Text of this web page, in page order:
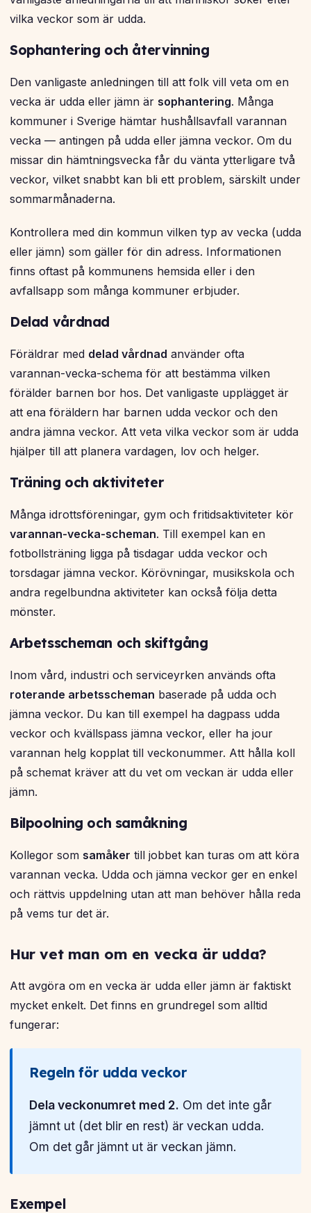
vilka veckor som är udda.
Sophantering och återvinning
Den vanligaste anledningen till att folk vill veta om en
vecka är udda eller jämn är sophantering. Många
kommuner i Sverige hämtar hushållsavfall varannan
vecka — antingen på udda eller jämna veckor. Om du
missar din hämtningsvecka får du vänta ytterligare två
veckor, vilket snabbt kan bli ett problem, särskilt under
sommarmånaderna.
Kontrollera med din kommun vilken typ av vecka (udda
eller jämn) som gäller för din adress. Informationen
finns oftast på kommunens hemsida eller i den
avfallsapp som många kommuner erbjuder.
Delad vårdnad
Föräldrar med delad vårdnad använder ofta
varannan-vecka-schema för att bestämma vilken
förälder barnen bor hos. Det vanligaste upplägget är
att ena föräldern har barnen udda veckor och den
andra jämna veckor. Att veta vilka veckor som är udda
hjälper till att planera vardagen, lov och helger.
Träning och aktiviteter
Många idrottsföreningar, gym och fritidsaktiviteter kör
varannan-vecka-scheman. Till exempel kan en
fotbollsträning ligga på tisdagar udda veckor och
torsdagar jämna veckor. Körövningar, musikskola och
andra regelbundna aktiviteter kan också följa detta
mönster.
Arbetsscheman och skiftgång
Inom vård, industri och serviceyrken används ofta
roterande arbetsscheman baserade på udda och
jämna veckor. Du kan till exempel ha dagpass udda
veckor och kvällspass jämna veckor, eller ha jour
varannan helg kopplat till veckonummer. Att hålla koll
på schemat kräver att du vet om veckan är udda eller
jämn.
Bilpoolning och samåkning
Kollegor som samåker till jobbet kan turas om att köra
varannan vecka. Udda och jämna veckor ger en enkel
och rättvis uppdelning utan att man behöver hålla reda
på vems tur det är.
Hur vet man om en vecka är udda?
Att avgöra om en vecka är udda eller jämn är faktiskt
mycket enkelt. Det finns en grundregel som alltid
fungerar:
Regeln för udda veckor
Dela veckonumret med 2. Om det inte går
jämnt ut (det blir en rest) är veckan udda.
Om det går jämnt ut är veckan jämn.
Exempel